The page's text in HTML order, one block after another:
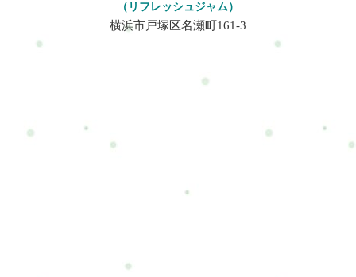
（リフレッシュジャム）
横浜市戸塚区名瀬町161-3